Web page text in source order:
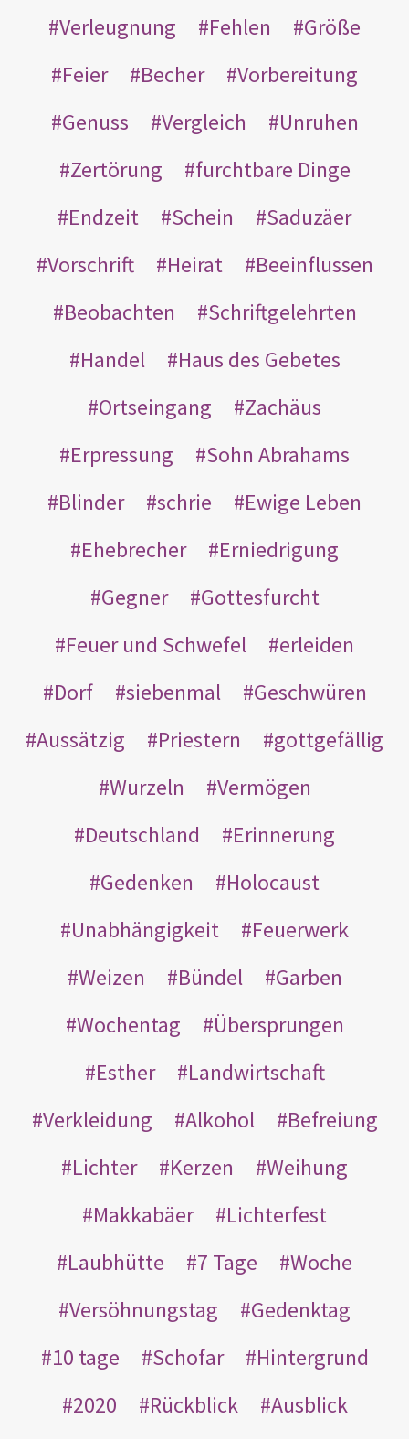
Verleugnung Fehlen
Größe
Feier
Becher
Vorbereitung
Genuss
Vergleich
Unruhen
Zertörung
furchtbare Dinge
Endzeit
Schein
Saduzäer
Vorschrift
Heirat
Beeinflussen
Beobachten
Schriftgelehrten
Handel
Haus des Gebetes
Ortseingang
Zachäus
Erpressung
Sohn Abrahams
Blinder
schrie
Ewige Leben
Ehebrecher
Erniedrigung
Gegner
Gottesfurcht
Feuer und Schwefel
erleiden
Dorf
siebenmal
Geschwüren
Aussätzig
Priestern
gottgefällig
Wurzeln
Vermögen
Deutschland
Erinnerung
Gedenken
Holocaust
Unabhängigkeit
Feuerwerk
Weizen
Bündel
Garben
Wochentag
Übersprungen
Esther
Landwirtschaft
Verkleidung
Alkohol
Befreiung
Lichter
Kerzen
Weihung
Makkabäer
Lichterfest
Laubhütte
7 Tage
Woche
Versöhnungstag
Gedenktag
10 tage
Schofar
Hintergrund
2020
Rückblick
Ausblick